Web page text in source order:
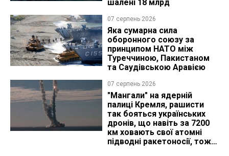
шалені 18 млрд
07 серпень 2026
Яка сумарна сила
оборонного союзу за
принципом НАТО між
Туреччиною, Пакистаном
та Саудівською Аравією
07 серпень 2026
"Мангали" на ядерній
палиці Кремля, рашисти
так бояться українських
дронів, що навіть за 7200
км ховають свої атомні
підводні ракетоносії, тож